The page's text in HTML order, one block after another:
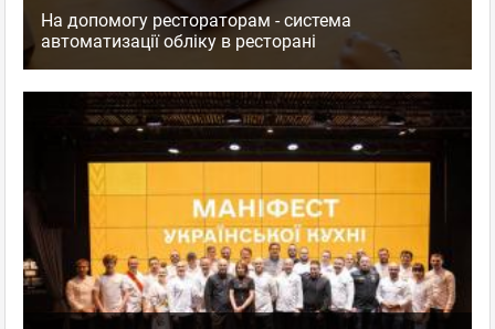
На допомогу рестораторам - система
автоматизації обліку в ресторані